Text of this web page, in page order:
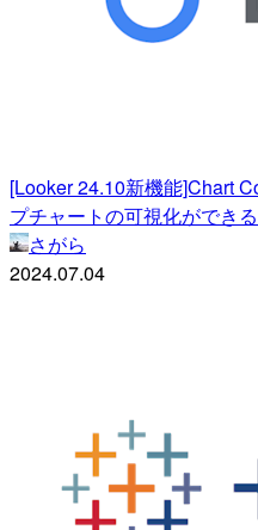
[Looker 24.10新機能]Chart
プチャートの可視化ができ
さがら
2024.07.04